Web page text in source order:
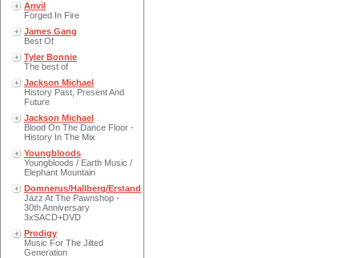
Anvil
Forged In Fire
James Gang
Best Of
Tyler Bonnie
The best of
Jackson Michael
History Past, Present And
Future
Jackson Michael
Blood On The Dance Floor -
History In The Mix
Youngbloods
Youngbloods / Earth Music /
Elephant Mountain
Domnerus/Hallberg/Erstand
Jazz At The Pawnshop -
30th Anniversary
3xSACD+DVD
Prodigy
Music For The Jilted
Generation